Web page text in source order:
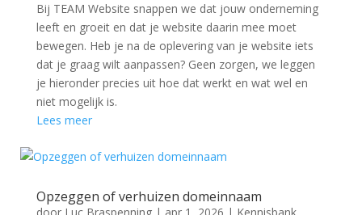
Bij TEAM Website snappen we dat jouw onderneming
leeft en groeit en dat je website daarin mee moet
bewegen. Heb je na de oplevering van je website iets
dat je graag wilt aanpassen? Geen zorgen, we leggen
je hieronder precies uit hoe dat werkt en wat wel en
niet mogelijk is.
Lees meer
Opzeggen of verhuizen domeinnaam